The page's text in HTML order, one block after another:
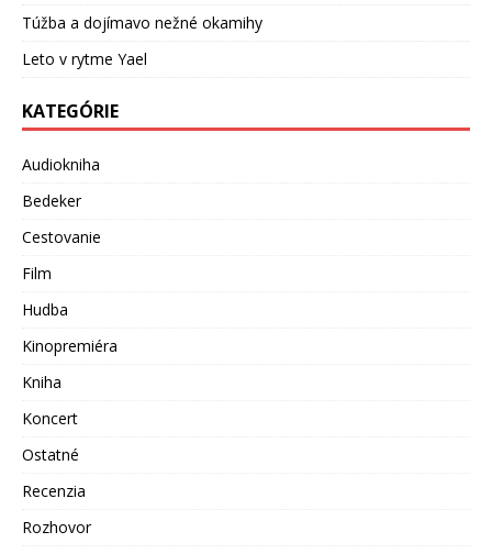
Túžba a dojímavo nežné okamihy
Leto v rytme Yael
KATEGÓRIE
Audiokniha
Bedeker
Cestovanie
Film
Hudba
Kinopremiéra
Kniha
Koncert
Ostatné
Recenzia
Rozhovor